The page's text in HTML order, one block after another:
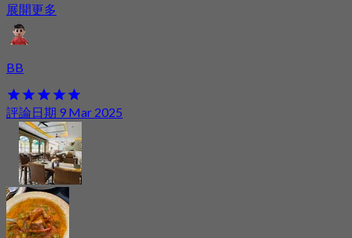
展開更多
BB
評論日期 9 Mar 2025